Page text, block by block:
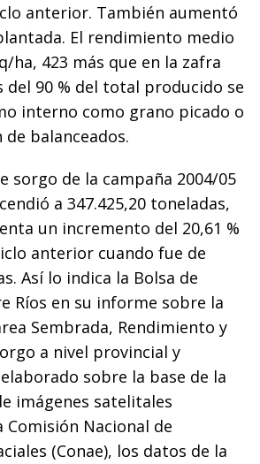
anterior. También aumentó
El rendimiento medio
ha, 423 más que en la zafra
del 90 % del total producido se
interno como grano picado o
balanceados.
sorgo de la campaña 2004/05
a 347.425,20 toneladas,
un incremento del 20,61 %
anterior cuando fue de
Así lo indica la Bolsa de
Ríos en su informe sobre la
Sembrada, Rendimiento y
a nivel provincial y
sobre la base de la
imágenes satelitales
Nacional de
(Conae), los datos de la